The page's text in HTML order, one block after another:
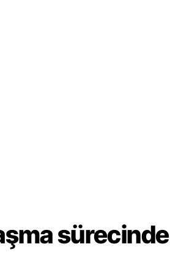
sürecinde